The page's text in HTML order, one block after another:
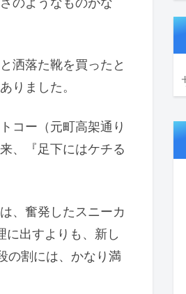
のようなものがな
洒落た靴を買ったと
りました。
コー（元町高架通り
、『足下にはケチる
、奮発したスニーカ
に出すよりも、新し
の割には、かなり満